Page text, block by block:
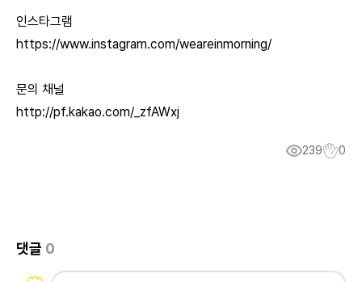
인스타그램
https://www.instagram.com/weareinmorning/
문의 채널
http://pf.kakao.com/_zfAWxj
239 0
댓글 0